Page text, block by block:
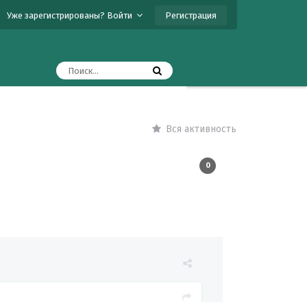
Уже зарегистрированы? Войти Регистрация
Вся активность
0